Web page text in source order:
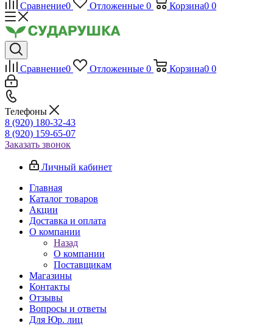
Сравнение0 Отложенные 0 Корзина0 0
Сравнение0 Отложенные 0 Корзина0 0
Телефоны
8 (920) 180-32-43
8 (920) 159-65-07
Заказать звонок
Личный кабинет
Главная
Каталог товаров
Акции
Доставка и оплата
О компании
Назад
О компании
Поставщикам
Магазины
Контакты
Отзывы
Вопросы и ответы
Для Юр. лиц